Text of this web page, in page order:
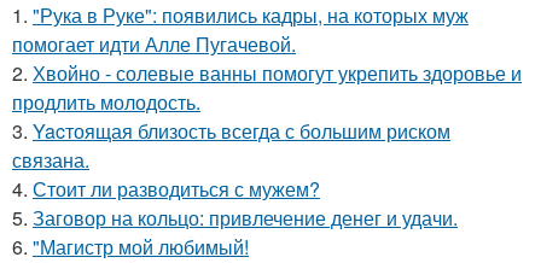
1. "Рука в Руке": появились кадры, на которых муж
помогает идти Алле Пугачевой.
2. Хвойно - солевые ванны помогут укрепить здоровье и
продлить молодость.
3. Yacтоящая близость всегда с большим риском
связана.
4. Стоит ли разводиться с мужем?
5. Заговор на кольцо: привлечение денег и удачи.
6. "Магистр мой любимый!